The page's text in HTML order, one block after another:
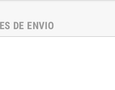
DE ENVIO